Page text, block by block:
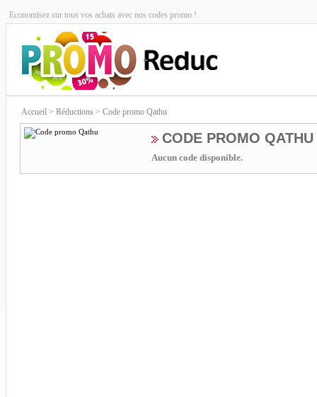
Economisez sur tous vos achats avec nos codes promo !
Accueil > Réductions > Code promo Qathu
CODE PROMO QATHU
Aucun code disponible.